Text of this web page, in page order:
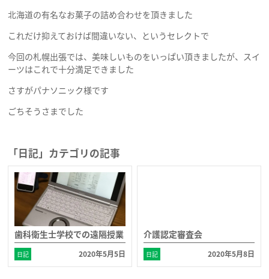
一般歯科
セラミック治療
矯正歯科
歯周病除菌治療
インプラント
睡眠時無呼吸症候群
北海道の有名なお菓子の詰め合わせを頂きました
これだけ抑えておけば間違いない、というセレクトで
今回の札幌出張では、美味しいものをいっぱい頂きましたが、スイ
ーツはこれで十分満足できました
さすがパナソニック様です
ごちそうさまでした
「日記」カテゴリの記事
歯科衛生士学校での遠隔授業
日記 2020年5月5日
介護認定審査会
日記 2020年5月8日